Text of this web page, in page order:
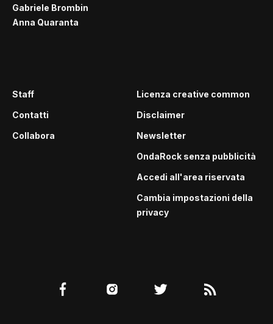
Gabriele Brombin
Anna Quaranta
Staff
Contatti
Collabora
Licenza creative common
Disclaimer
Newsletter
OndaRock senza pubblicità
Accedi all'area riservata
Cambia impostazioni della
privacy